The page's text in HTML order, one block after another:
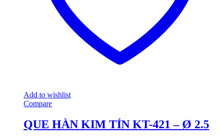
Add to wishlist
Compare
QUE HÀN KIM TÍN KT-421 – Ø 2.5